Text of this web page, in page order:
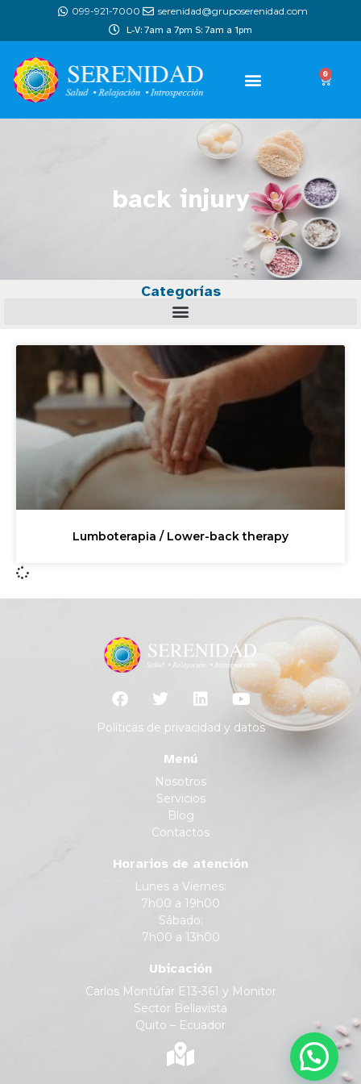
099-921-7000 serenidad@gruposerenidad.com
L-V: 7am a 7pm S: 7am a 1pm
0
back injury
Categorías
Lumboterapia / Lower-back therapy
Políticas de privacidad y datos
Menú
Nosotros
Servicios
Blog
Contactos
Horarios de atención
Lunes a Viernes:
7h00 a 19h00
Sábado:
7h00 a 13h00
Ubicación
Carlos Montúfar E13-361 y Monitor
Sector Bellavista
Quito – Ecuador